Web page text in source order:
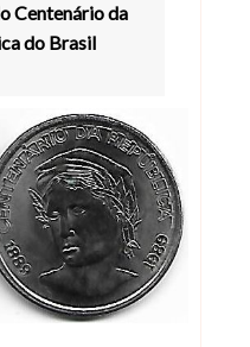
Centenário da
do Brasil